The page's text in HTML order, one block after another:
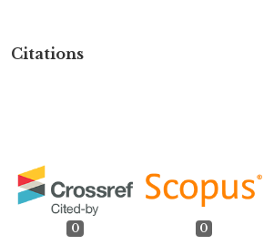
Citations
0 0